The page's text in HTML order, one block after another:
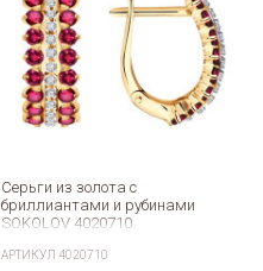
Серьги из золота с
бриллиантами и рубинами
SOKOLOV 4020710
АРТИКУЛ 4020710